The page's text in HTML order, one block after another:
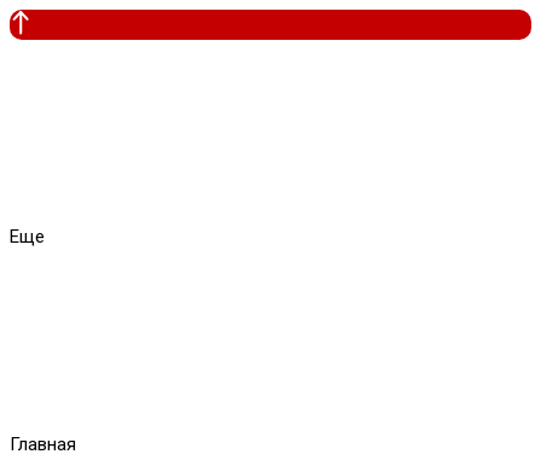
Еще
Главная